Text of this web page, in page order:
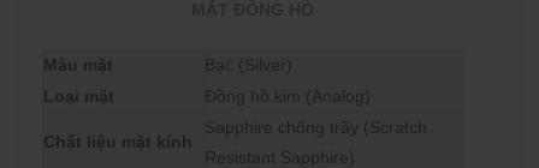
Màu mặt
Bạc (Silver)
Loại mặt
Đồng hồ kim (Analog)
Chất liệu mặt kính
Sapphire chống trầy (Scratch
Resistant Sapphire)